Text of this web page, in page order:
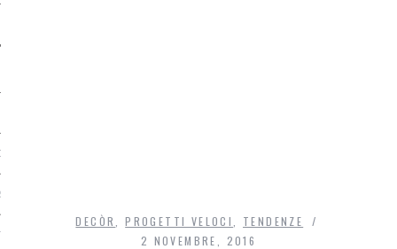
DECÒR ,PROGETTI VELOCI
TENDENZE
2 NOVEMBRE, 2016